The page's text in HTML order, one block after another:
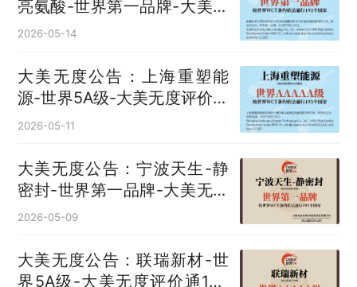
亮氨酸‌-世界第一品牌-大美无
度评价通193国
2026-05-14
大美无度公告：上海重塑能
源-世界5A级-大美无度评价通
193国
2026-05-11
大美无度公告：宁波天生-静
密封‌-世界第一品牌-大美无度
评价通193国
2026-05-09
大美无度公告：联瑞新材-世
界5A级-大美无度评价通193